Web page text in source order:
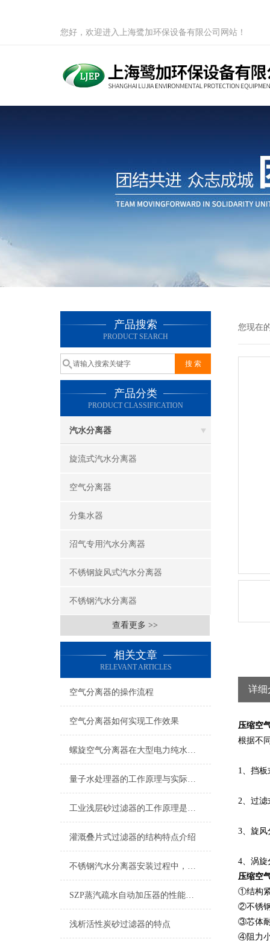
您好，欢迎进入上海鹭加环保设备有限公司网站！
产品搜索
PRODUCT SEARCH
产品分类
PRODUCT CLASSIFICATION
汽水分离器
旋流式汽水分离器
空气分离器
分集水器
沼气专用汽水分离器
不锈钢旋风式汽水分离器
不锈钢汽水分离器
查看更多 >>
相关文章
RELEVANT ARTICLES
空气分离器的操作流程
空气分离器如何实现工作效果
螺旋空气分离器在大型电力纯水冷却设备上的应用
量子水处理器的工作原理与实际应用
工业浅层砂过滤器的工作原理是什么？
灌溉叠片式过滤器的结构特点介绍
不锈钢汽水分离器安装过程中，这5个步骤您做到位了吗？
SZP蒸汽疏水自动加压器的性能特点
浅析活性炭砂过滤器的特点
您现在
详细
压缩空
根据不
1、挡
2、过滤
3、旋风
4、涡
压缩空
①结构
②不锈
③芯体
④阻力